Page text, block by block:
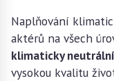
Naplňování
aktérů na všech
klimaticky
vysokou kvalitu